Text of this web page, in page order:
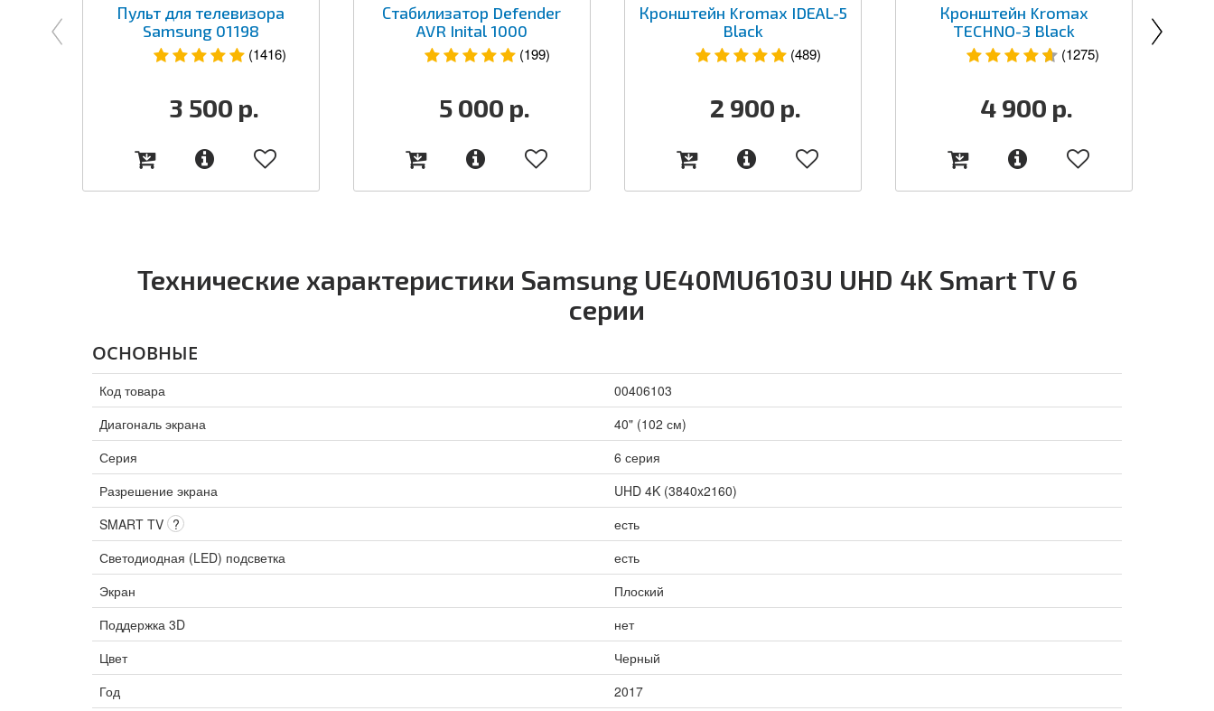
Пульт для телевизора
Samsung 01198
(1416)
3 500 р.
Стабилизатор Defender
AVR Inital 1000
(199)
5 000 р.
Кронштейн Kromax IDEAL-5
Black
(489)
2 900 р.
Кронштейн Kromax
TECHNO-3 Black
(1275)
4 900 р.
Технические характеристики Samsung UE40MU6103U UHD 4K Smart TV 6
серии
ОСНОВНЫЕ
Код товара
00406103
Диагональ экрана
40" (102 см)
Серия
6 серия
Разрешение экрана
UHD 4K (3840x2160)
SMART TV ?
есть
Светодиодная (LED) подсветка
есть
Экран
Плоский
Поддержка 3D
нет
Цвет
Черный
Год
2017